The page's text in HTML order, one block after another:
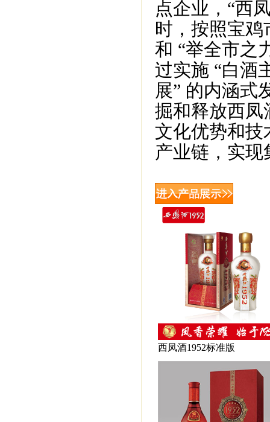
点企业，“西
时，按照宝
和 “举全市之
过实施 “白酒
展” 的内涵式
掘和释放西凤
文化优势和技
产业链，实
西凤酒1952标准版